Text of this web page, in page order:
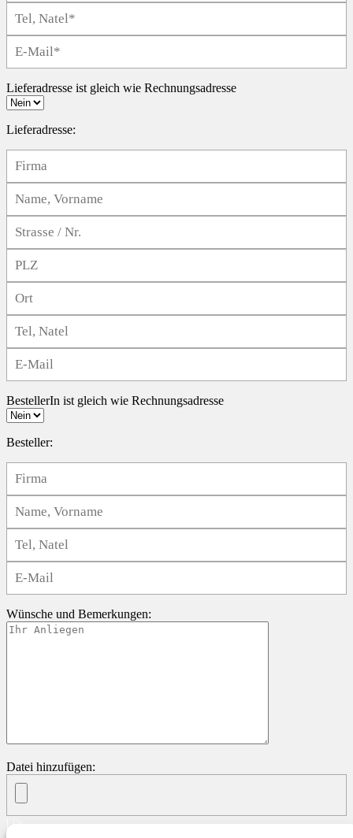
Lieferadresse ist gleich wie Rechnungsadresse
Lieferadresse:
BestellerIn ist gleich wie Rechnungsadresse
Besteller:
Wünsche und Bemerkungen:
Datei hinzufügen: